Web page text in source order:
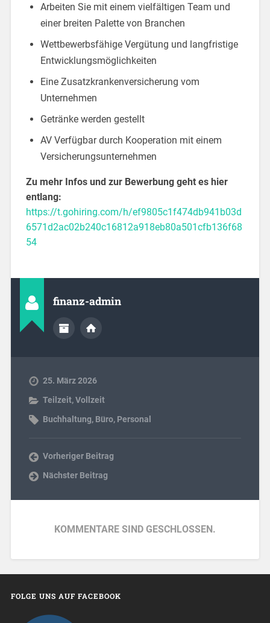
Arbeiten Sie mit einem vielfältigen Team und
einer breiten Palette von Branchen
Wettbewerbsfähige Vergütung und langfristige
Entwicklungsmöglichkeiten
Eine Zusatzkrankenversicherung vom
Unternehmen
Getränke werden gestellt
AV Verfügbar durch Kooperation mit einem
Versicherungsunternehmen
Zu mehr Infos und zur Bewerbung geht es hier
entlang:
https://t.gohiring.com/h/ef9805c1f474db941b03d
6571d2ac02b240c16812a918eb80a501cfb136f68
54
finanz-admin
25. März 2026
Teilzeit,Vollzeit
Buchhaltung, Büro, Personal
Vorheriger Beitrag
Nächster Beitrag
KOMMENTARE SIND GESCHLOSSEN.
FOLGE UNS AUF FACEBOOK